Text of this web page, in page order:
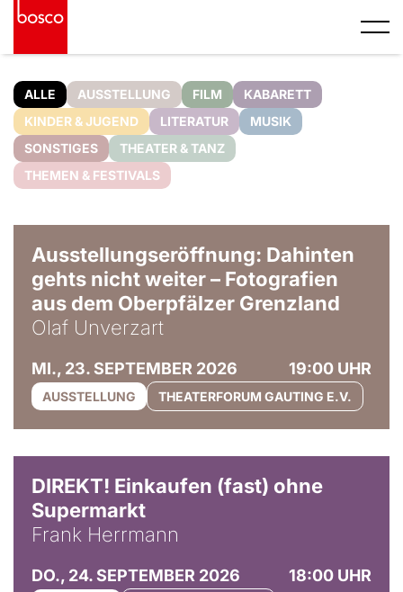
ALLE AUSSTELLUNG FILM
KABARETT
KINDER & JUGEND
LITERATUR
MUSIK
SONSTIGES
THEATER & TANZ
THEMEN & FESTIVALS
Ausstellungseröffnung: Dahinten
gehts nicht weiter – Fotografien
aus dem Oberpfälzer Grenzland
Olaf Unverzart
MI., 23. SEPTEMBER 2026 19:00 UHR
AUSSTELLUNG THEATERFORUM GAUTING E.V.
DIREKT! Einkaufen (fast) ohne
Supermarkt
Frank Herrmann
DO., 24. SEPTEMBER 2026 18:00 UHR